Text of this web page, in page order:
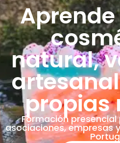
natural,
propias
Formación
asociaciones, empresas